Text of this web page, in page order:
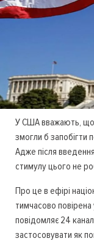
У США вважають, що
змогли б запобігти
Адже після
стимулу цього не
Про це в ефірі
тимчасово повірена
повідомляє 24
застосовувати як